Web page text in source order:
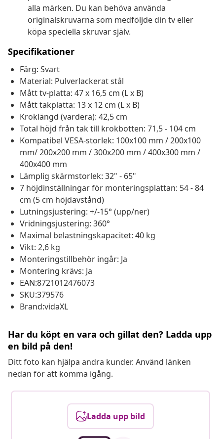
alla märken. Du kan behöva använda
originalskruvarna som medföljde din tv eller
köpa speciella skruvar själv.
Specifikationer
Färg: Svart
Material: Pulverlackerat stål
Mått tv-platta: 47 x 16,5 cm (L x B)
Mått takplatta: 13 x 12 cm (L x B)
Kroklängd (vardera): 42,5 cm
Total höjd från tak till krokbotten: 71,5 - 104 cm
Kompatibel VESA-storlek: 100x100 mm / 200x100
mm/ 200x200 mm / 300x200 mm / 400x300 mm /
400x400 mm
Lämplig skärmstorlek: 32" - 65"
7 höjdinställningar för monteringsplattan: 54 - 84
cm (5 cm höjdavstånd)
Lutningsjustering: +/-15° (upp/ner)
Vridningsjustering: 360°
Maximal belastningskapacitet: 40 kg
Vikt: 2,6 kg
Monteringstillbehör ingår: Ja
Montering krävs: Ja
EAN:8721012476073
SKU:379576
Brand:vidaXL
Har du köpt en vara och gillat den? Ladda upp
en bild på den!
Ditt foto kan hjälpa andra kunder. Använd länken
nedan för att komma igång.
Ladda upp bild